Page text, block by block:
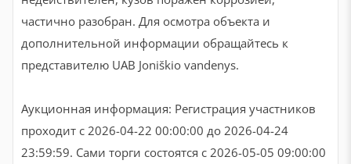
частично разобран. Для осмотра объекта и
дополнительной информации обращайтесь к
представителю UAB Joniškio vandenys.
Aукционная информация: Регистрация участников
проходит с 2026-04-22 00:00:00 до 2026-04-24
23:59:59. Сами торги состоятся с 2026-05-05 09:00:00